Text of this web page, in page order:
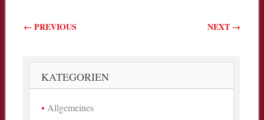
Beitragsnavigation
← PREVIOUS NEXT →
KATEGORIEN
Allgemeines